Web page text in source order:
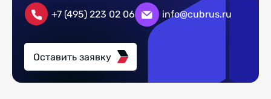
+7 (495) 223 02 06 info@cubrus.ru
Оставить заявку